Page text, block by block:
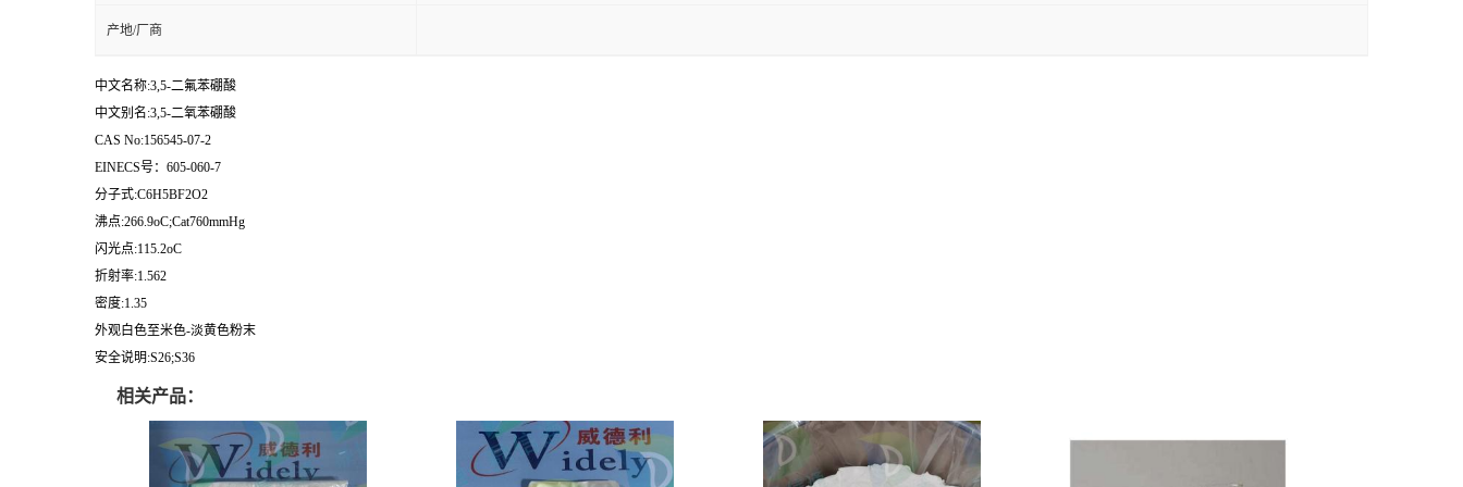
产地/厂商
中文名称:3,5-二氟苯硼酸
中文别名:3,5-二氧苯硼酸
CAS No:156545-07-2
EINECS号：605-060-7
分子式:C6H5BF2O2
沸点:266.9oC;Cat760mmHg
闪光点:115.2oC
折射率:1.562
密度:1.35
外观白色至米色-淡黄色粉末
安全说明:S26;S36
相关产品：